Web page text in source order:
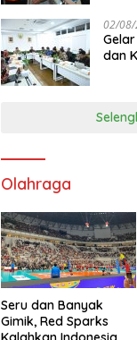
02/
dan
Olahraga
Seru dan Banyak
Gimik, Red Sparks